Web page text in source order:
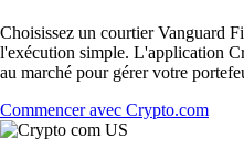
Choisissez un courtier Vanguard
l'exécution simple. L'application
au marché pour gérer votre
Commencer avec Crypto.com